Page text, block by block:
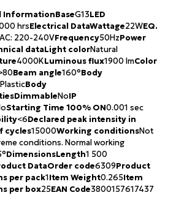
InformationBaseG13LED
hrsElectrical DataWattage22WEQ.
AC: 220-240VFrequency50HzPower
dataLight colorNatural
4000KLuminous flux1900 lmColor
Beam angle160°Body
Body
DimmableNoIP
Starting Time 100% ON0.001 sec
<6Declared peak intensity in
cycles15000Working conditionsNot
conditions. Normal working
DimensionsLength1 500
DataOrder code6309Product
per pack1Item Weight0.265Item
per box25EAN Code3800157617437